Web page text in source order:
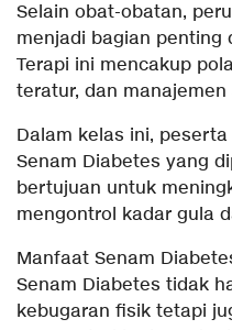
Selain obat-obatan,
menjadi bagian penting
Terapi ini mencakup
teratur, dan manajemen
Dalam kelas ini,
Senam Diabetes yang
bertujuan untuk
mengontrol kadar gula
Manfaat Senam
Senam Diabetes tidak
kebugaran fisik tetapi